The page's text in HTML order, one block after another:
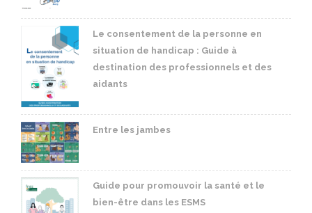
Le consentement de la personne en
situation de handicap : Guide à
destination des professionnels et des
aidants
Entre les jambes
Guide pour promouvoir la santé et le
bien-être dans les ESMS